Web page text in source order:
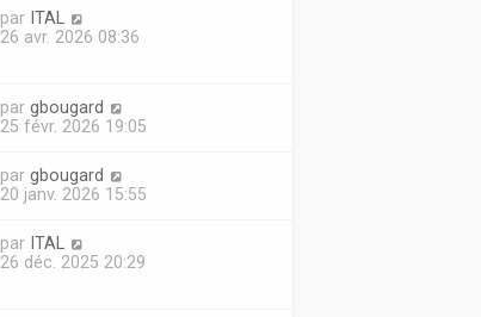
par ITAL
26 avr. 2026 08:36
par gbougard
25 févr. 2026 19:05
par gbougard
20 janv. 2026 15:55
par ITAL
26 déc. 2025 20:29